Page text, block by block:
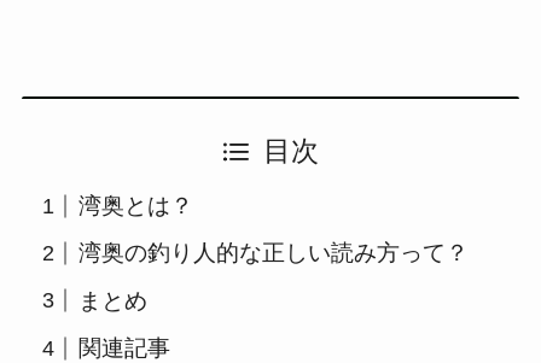
目次
湾奥とは？
湾奥の釣り人的な正しい読み方って？
まとめ
関連記事